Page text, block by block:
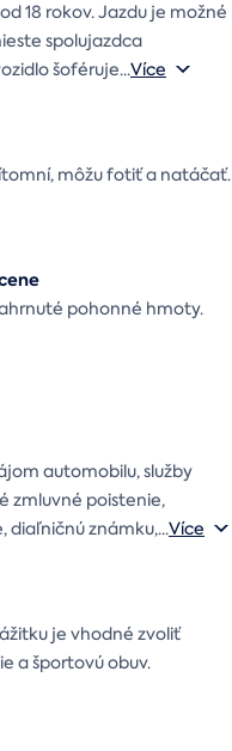
18 rokov. Jazdu je možné
spolujazdca
šoféruje...Více
môžu fotiť a natáčať.
pohonné hmoty.
automobilu, služby
zmluvné poistenie,
diaľničnú známku,...Více
je vhodné zvoliť
a športovú obuv.